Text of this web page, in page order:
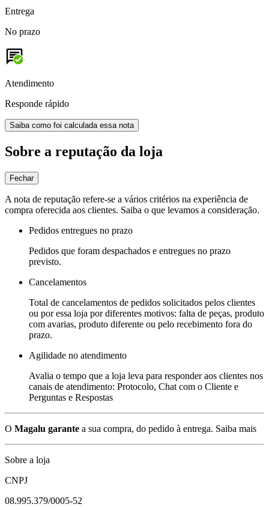
Entrega
No prazo
Atendimento
Responde rápido
Saiba como foi calculada essa nota
Sobre a reputação da loja
Fechar
A nota de reputação refere-se a vários critérios na experiência de
compra oferecida aos clientes. Saiba o que levamos a consideração.
Pedidos entregues no prazo
Pedidos que foram despachados e entregues no prazo
previsto.
Cancelamentos
Total de cancelamentos de pedidos solicitados pelos clientes
ou por essa loja por diferentes motivos: falta de peças, produto
com avarias, produto diferente ou pelo recebimento fora do
prazo.
Agilidade no atendimento
Avalia o tempo que a loja leva para responder aos clientes nos
canais de atendimento: Protocolo, Chat com o Cliente e
Perguntas e Respostas
O Magalu garante a sua compra, do pedido à entrega. Saiba mais
Sobre a loja
CNPJ
08.995.379/0005-52